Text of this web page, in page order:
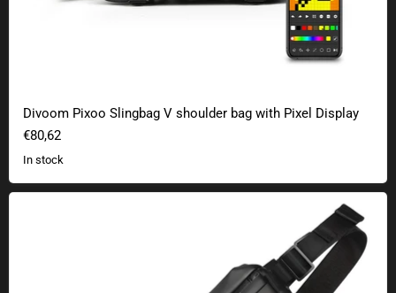
Divoom Pixoo Slingbag V shoulder bag with Pixel Display
€80,62
In stock